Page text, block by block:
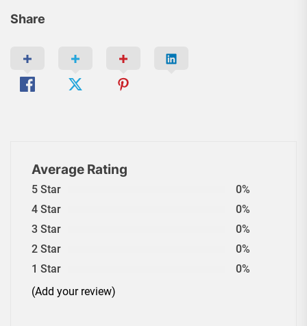
Share
Average Rating
5 Star
0%
4 Star
0%
3 Star
0%
2 Star
0%
1 Star
0%
(Add your review)